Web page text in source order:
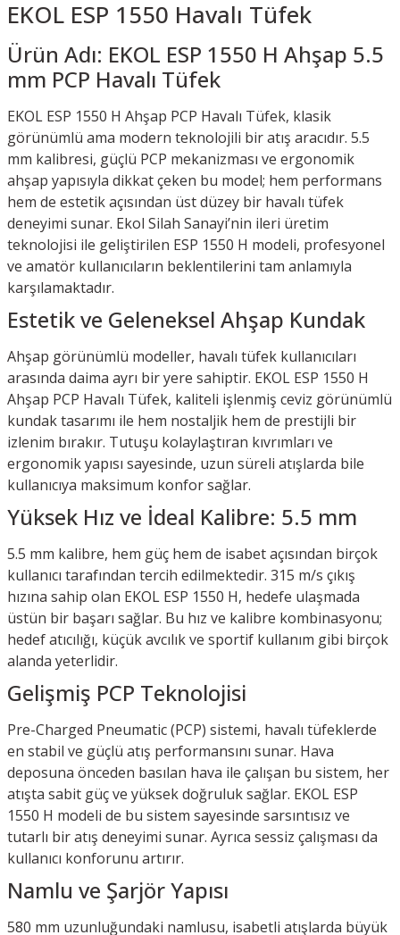
EKOL ESP 1550 Havalı Tüfek
Ürün Adı: EKOL ESP 1550 H Ahşap 5.5
mm PCP Havalı Tüfek
EKOL ESP 1550 H Ahşap PCP Havalı Tüfek, klasik
görünümlü ama modern teknolojili bir atış aracıdır. 5.5
mm kalibresi, güçlü PCP mekanizması ve ergonomik
ahşap yapısıyla dikkat çeken bu model; hem performans
hem de estetik açısından üst düzey bir havalı tüfek
deneyimi sunar. Ekol Silah Sanayi’nin ileri üretim
teknolojisi ile geliştirilen ESP 1550 H modeli, profesyonel
ve amatör kullanıcıların beklentilerini tam anlamıyla
karşılamaktadır.
Estetik ve Geleneksel Ahşap Kundak
Ahşap görünümlü modeller, havalı tüfek kullanıcıları
arasında daima ayrı bir yere sahiptir. EKOL ESP 1550 H
Ahşap PCP Havalı Tüfek, kaliteli işlenmiş ceviz görünümlü
kundak tasarımı ile hem nostaljik hem de prestijli bir
izlenim bırakır. Tutuşu kolaylaştıran kıvrımları ve
ergonomik yapısı sayesinde, uzun süreli atışlarda bile
kullanıcıya maksimum konfor sağlar.
Yüksek Hız ve İdeal Kalibre: 5.5 mm
5.5 mm kalibre, hem güç hem de isabet açısından birçok
kullanıcı tarafından tercih edilmektedir. 315 m/s çıkış
hızına sahip olan EKOL ESP 1550 H, hedefe ulaşmada
üstün bir başarı sağlar. Bu hız ve kalibre kombinasyonu;
hedef atıcılığı, küçük avcılık ve sportif kullanım gibi birçok
alanda yeterlidir.
Gelişmiş PCP Teknolojisi
Pre-Charged Pneumatic (PCP) sistemi, havalı tüfeklerde
en stabil ve güçlü atış performansını sunar. Hava
deposuna önceden basılan hava ile çalışan bu sistem, her
atışta sabit güç ve yüksek doğruluk sağlar. EKOL ESP
1550 H modeli de bu sistem sayesinde sarsıntısız ve
tutarlı bir atış deneyimi sunar. Ayrıca sessiz çalışması da
kullanıcı konforunu artırır.
Namlu ve Şarjör Yapısı
580 mm uzunluğundaki namlusu, isabetli atışlarda büyük